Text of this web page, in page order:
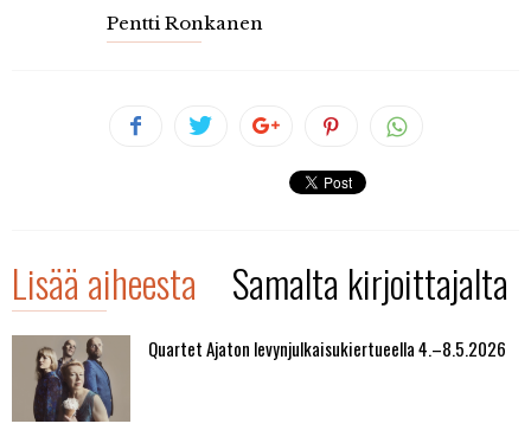
Pentti Ronkanen
Lisää aiheesta Samalta kirjoittajalta
Quartet Ajaton levynjulkaisukiertueella 4.–8.5.2026